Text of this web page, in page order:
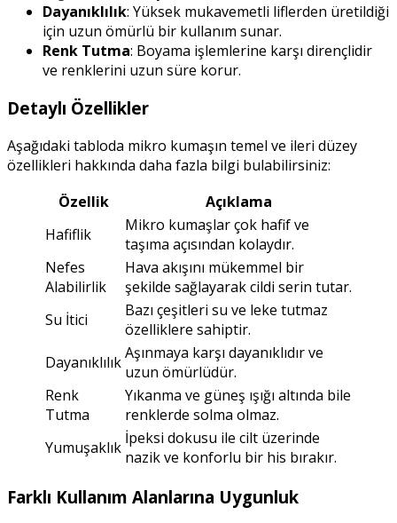
Dayanıklılık: Yüksek mukavemetli liflerden üretildiği
için uzun ömürlü bir kullanım sunar.
Renk Tutma: Boyama işlemlerine karşı dirençlidir
ve renklerini uzun süre korur.
Detaylı Özellikler
Aşağıdaki tabloda mikro kumaşın temel ve ileri düzey
özellikleri hakkında daha fazla bilgi bulabilirsiniz:
Özellik
Açıklama
Hafiflik
Mikro kumaşlar çok hafif ve
taşıma açısından kolaydır.
Nefes
Alabilirlik
Hava akışını mükemmel bir
şekilde sağlayarak cildi serin tutar.
Su İtici
Bazı çeşitleri su ve leke tutmaz
özelliklere sahiptir.
DayanıklılıkAşınmaya karşı dayanıklıdır ve
uzun ömürlüdür.
Renk
Tutma
Yıkanma ve güneş ışığı altında bile
renklerde solma olmaz.
Yumuşaklık İpeksi dokusu ile cilt üzerinde
nazik ve konforlu bir his bırakır.
Farklı Kullanım Alanlarına Uygunluk